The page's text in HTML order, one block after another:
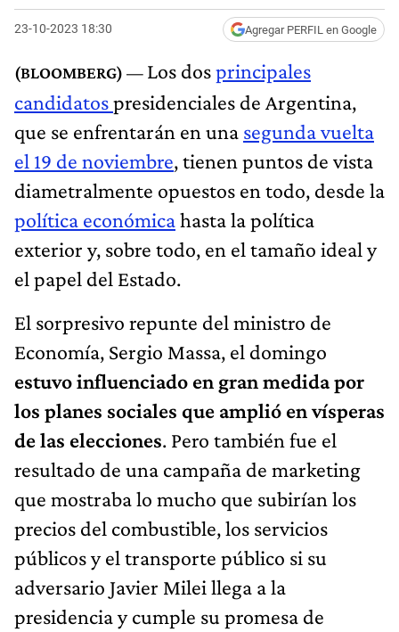
23-10-2023 18:30 Agregar PERFIL en Google
Los dosprincipales
candidatospresidenciales de Argentina,
que se enfrentarán en una segunda vuelta
el 19 de noviembre, tienen puntos de vista
diametralmente opuestos en todo, desde la
política económicahasta la política
exterior y, sobre todo, en el tamaño ideal y
el papel del Estado.
El sorpresivo repunte del ministro de
Economía, Sergio Massa, el domingo
estuvo influenciado en gran medida por
los planes sociales que amplió en vísperas
de las elecciones. Pero también fue el
resultado de una campaña de marketing
que mostraba lo mucho que subirían los
precios del combustible, los servicios
públicos y el transporte público si su
adversario Javier Milei llega a la
presidencia y cumple su promesa de